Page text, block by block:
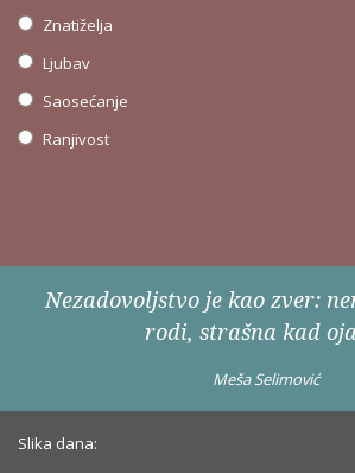
Znatiželja
Ljubav
Saosećanje
Ranjivost
Nezadovoljstvo je kao zver:
rodi, strašna kad
Meša Selimović
Slika dana: